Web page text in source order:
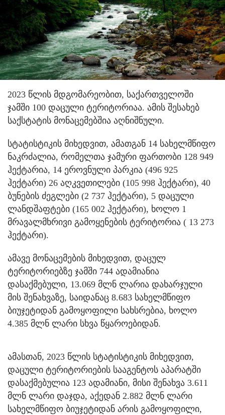
2023 წლის მდგომარეობით, საქართველოში
ჯამში 100 დაცული ტერიტორიაა. ამის შესახებ
საქსტატის მონაცემებშია აღნიშნული.
სტატისტიკის მიხედვით, ამათგან 14 სახელმწიფო
ნაკრძალია, რომელთა ჯამური ფართობი 128 949
ჰექტარია, 14 ეროვნული პარკია (496 925
ჰექტარი) 26 აღკვეთილები (105 998 ჰექტარი), 40
ბუნების ძეგლები (2 737 ჰექტარი), 5 დაცული
ლანდშაფტები (165 002 ჰექტარი), ხოლო 1
მრავალმხრივი გამოყენების ტერიტორია ( 13 273
ჰექტარი).
ამავე მონაცემების მიხედვით, დაცულ
ტერიტორიებზე ჯამში 744 ადამიანია
დასაქმებული, 13.069 მლნ ლარია დახარჯული
მის შენახვაზე, საიდანაც 8.683 სახელმწიფო
ბიუჯეტიდან გამოყოფილი სახსრებია, ხოლო
4.385 მლნ ლარი სხვა წყაროებიდან.
ამასთან, 2023 წლის სტატისტიკის მიხედვით,
დაცული ტერიტორიების სააგენტოს აპარატში
დასაქმებულია 123 ადამიანი, მისი შენახვა 3.611
მლნ ლარი დაჯდა, აქედან 2.882 მლნ ლარი
სახელმწიფო ბიუჯეტიდან არის გამოყოფილი,